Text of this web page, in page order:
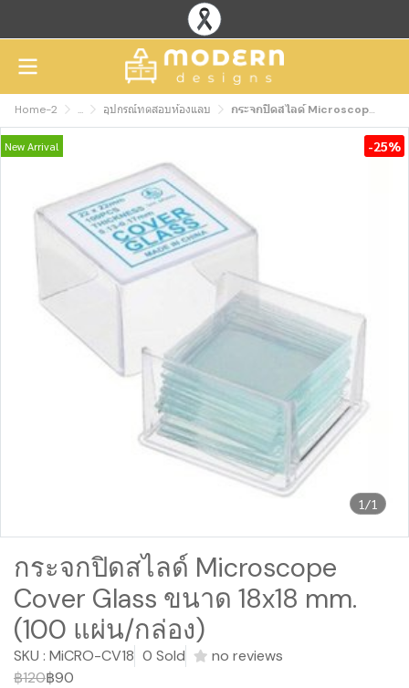
Home-2 ... อุปกรณ์ทดสอบห้องแลบ กระจกปิดสไลด์ Microscope Cover Glass ขนาด 18x18 mm. (100 แผ่น/กล่อง)
1/1
New Arrival -25%
กระจกปิดสไลด์ Microscope
Cover Glass ขนาด 18x18 mm.
(100 แผ่น/กล่อง)
SKU : MiCRO-CV18 0 Sold
no reviews
฿120฿90